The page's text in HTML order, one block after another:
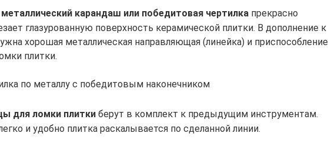
металлический карандаш или победитовая чертилка прекрасно
глазурованную поверхность керамической плитки. В дополнение к
хорошая металлическая направляющая (линейка) и приспособление
плитки.
по металлу с победитовым наконечником
для ломки плитки берут в комплект к предыдущим инструментам.
и удобно плитка раскалывается по сделанной линии.